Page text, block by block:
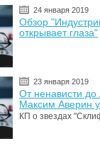
24 января 2019
Обзор
открывает глаза"
23 января 2019
От ненависти
Максим Аверин
КП о звездах